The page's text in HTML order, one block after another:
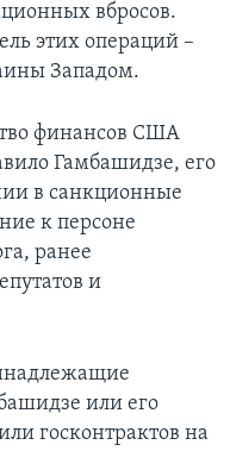
вбросов.
этих операций –
Западом.
финансов США
Гамбашидзе, его
в санкционные
к персоне
ранее
и
или его
госконтрактов на